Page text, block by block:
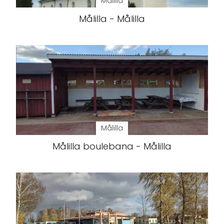
Målilla - Målilla
Målilla
Målilla boulebana - Målilla